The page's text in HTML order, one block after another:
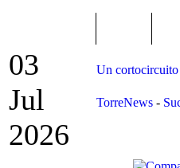
03
Jul
2026
Un
TorreNews -